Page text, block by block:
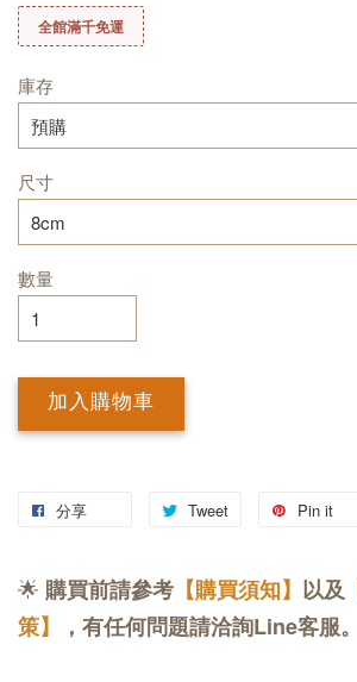
全館滿千免運
庫存
尺寸
數量
加入購物車
分享 Tweet Pin it
🌟 購買前請參考 【購買須知】 以及
策】
，有任何問題請洽詢Line客服。